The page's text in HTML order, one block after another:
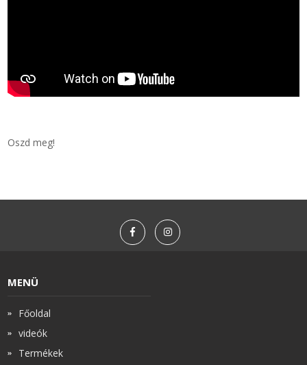
Oszd meg!
MENÜ
Főoldal
videók
Termékek